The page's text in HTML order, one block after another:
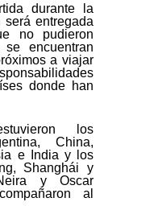
durante la
entregada
no pudieron
encuentran
a viajar
donde han
los
China,
e India y los
Shanghái y
y Oscar
al